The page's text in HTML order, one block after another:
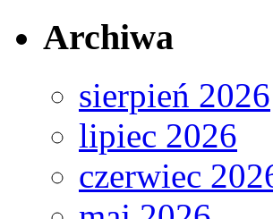
Archiwa
sierpień 2026
lipiec 2026
czerwiec